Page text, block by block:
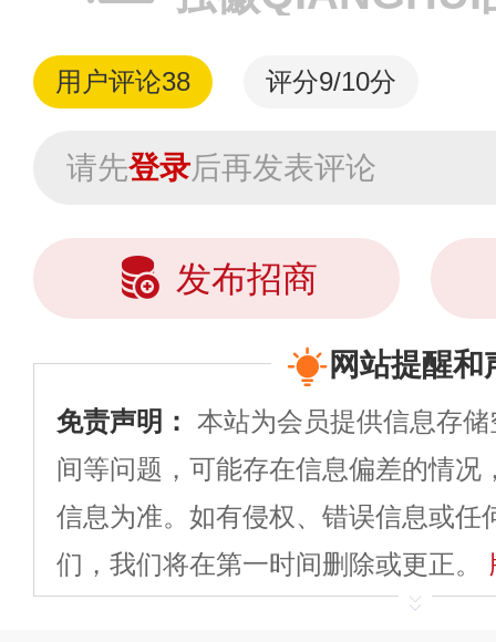
用户评论38 评分9/10分
请先登录后再发表评论
发布招商
网站提醒和
免责声明： 本站为会员提供信息存
间等问题，可能存在信息偏差的情况
信息为准。如有侵权、错误信息或任
们，我们将在第一时间删除或更正。
平台自有内容（文字